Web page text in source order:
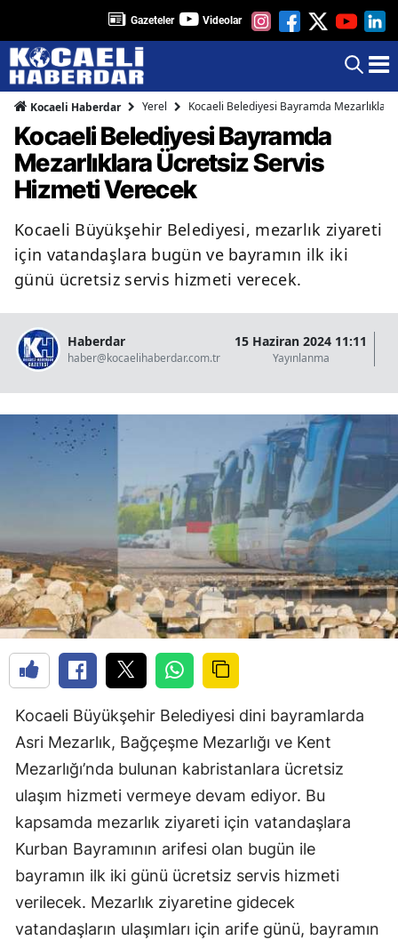
Gazeteler Videolar
Kocaeli Haberdar Yerel Kocaeli Belediyesi Bayramda
Kocaeli Belediyesi Bayramda
Mezarlıklara Ücretsiz Servis
Hizmeti Verecek
Kocaeli Büyükşehir Belediyesi, mezarlık ziyareti
için vatandaşlara bugün ve bayramın ilk iki
günü ücretsiz servis hizmeti verecek.
Haberdar
haber@kocaelihaberdar.com.tr
15 Haziran 2024 11:11
Yayınlanma
Kocaeli Büyükşehir Belediyesi dini bayramlarda
Asri Mezarlık, Bağçeşme Mezarlığı ve Kent
Mezarlığı’nda bulunan kabristanlara ücretsiz
ulaşım hizmeti vermeye devam ediyor. Bu
kapsamda mezarlık ziyareti için vatandaşlara
Kurban Bayramının arifesi olan bugün ile
bayramın ilk iki günü ücretsiz servis hizmeti
verilecek. Mezarlık ziyaretine gidecek
vatandaşların ulaşımları için arife günü, bayramın